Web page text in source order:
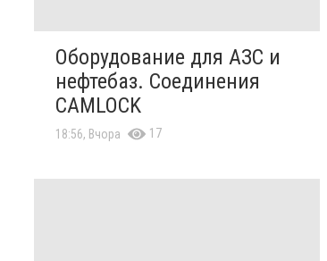
Оборудование для АЗС и
нефтебаз. Соединения
CAMLOCK
18:56, Вчора 17